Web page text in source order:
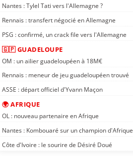
Nantes : Tylel Tati vers l'Allemagne ?
Rennais : transfert négocié en Allemagne
PSG : confirmé, un crack file vers l'Allemagne
🇬🇵 GUADELOUPE
OM : un ailier guadeloupéen à 18M€
Rennais : meneur de jeu guadeloupéen trouvé
ASSE : départ officiel d'Yvann Maçon
🌍 AFRIQUE
OL : nouveau partenaire en Afrique
Nantes : Kombouaré sur un champion d'Afrique
Côte d'Ivoire : le sourire de Désiré Doué